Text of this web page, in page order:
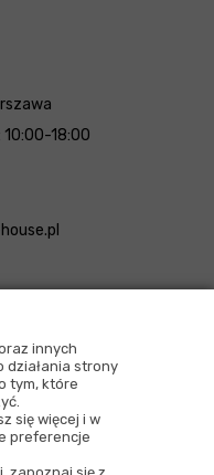
innych
działania strony
tym, które
się więcej i w
preferencje
10:00-18:00